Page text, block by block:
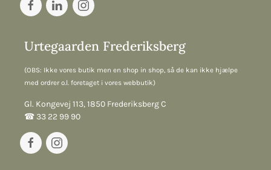
Urtegaarden Frederiksberg
(OBS: Ikke vores butik men en shop in shop, så de kan ikke hjælpe
med ordrer o.l. foretaget i vores webbutik)
Gl. Kongevej 113, 1850 Frederiksberg C
☎︎ 33 22 99 90